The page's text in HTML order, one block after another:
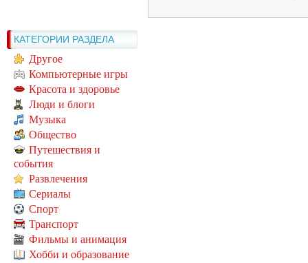
КАТЕГОРИИ РАЗДЕЛА
Другое
Компьютерные игры
Красота и здоровье
Люди и блоги
Музыка
Общество
Путешествия и
события
Развлечения
Сериалы
Спорт
Транспорт
Фильмы и анимация
Хобби и образование